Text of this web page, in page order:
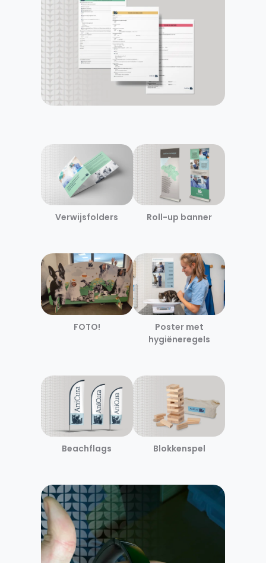
Verwijsfolders Roll-up banner
FOTO!
Poster met
hygiëneregels
Beachflags Blokkenspel